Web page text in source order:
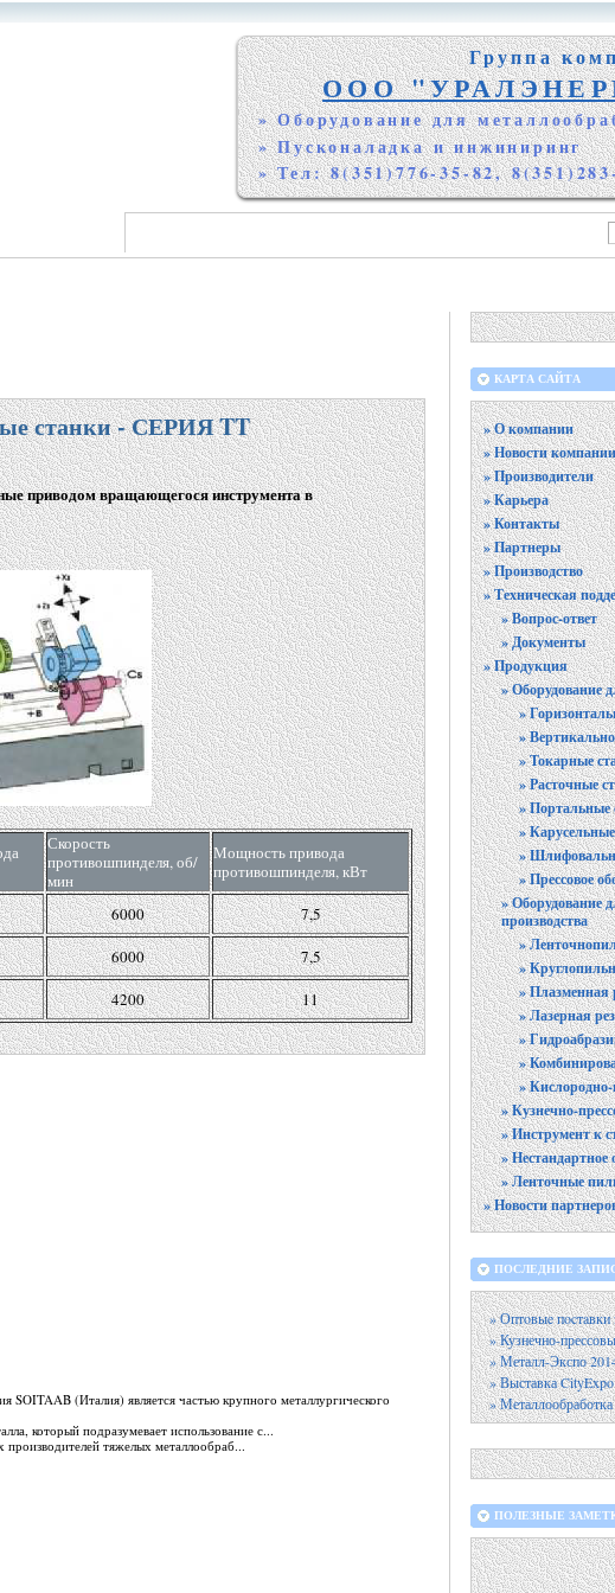
Группа
ООО
» Оборудование для
» Пусконаладка и инжиниринг
» Тел: 8(351)776-35-82,
станки - СЕРИЯ TT
приводом вращающегося инструмента в
Скорость
противошпинделя, об/
мин
Мощность привода
противошпинделя, кВт
6000
7,5
6000
7,5
4200 11
(Италия) является частью крупного металлургического
который подразумевает использование с...
тяжелых металлообраб...
КАРТА САЙТА
» О компании
» Новости компании
» Производители
» Карьера
» Контакты
» Партнеры
» Производство
» Техническая
» Вопрос-ответ
» Документы
» Продукция
» Оборудование
»
»
» Токарные
» Расточные
» Портальные
»
»
» Прессовое
» Оборудование
производства
»
»
» Плазменная
» Лазерная
»
»
» Кислородно-
» Кузнечно-
» Инструмент к
» Нестандартное
» Ленточные
» Новости
ПОСЛЕДНИЕ
» Оптoвыe пocтaвки
» Кузнечно-
» Металл-Экспо
» Выставка
»
ПОЛЕЗНЫЕ